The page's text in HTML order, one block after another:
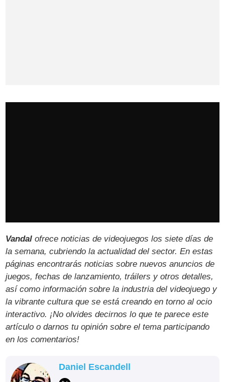
Vandal ofrece noticias de videojuegos los siete días de
la semana, cubriendo la actualidad del sector. En estas
páginas encontrarás noticias sobre nuevos anuncios de
juegos, fechas de lanzamiento, tráilers y otros detalles,
así como información sobre la industria del videojuego y
la vibrante cultura que se está creando en torno al ocio
interactivo. ¡No olvides decirnos lo que te parece este
artículo o darnos tu opinión sobre el tema participando
en los comentarios!
Daniel Escandell